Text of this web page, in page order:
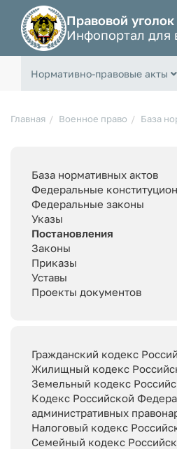
Правовой
Инфопортал для
Нормативно-правовые акты
Главная Военное право База
База нормативных актов
Федеральные
Федеральные законы
Указы
Постановления
Законы
Приказы
Уставы
Проекты документов
Гражданский кодекс
Жилищный кодекс
Земельный кодекс
Кодекс Российской
административных
Налоговый кодекс
Семейный кодекс